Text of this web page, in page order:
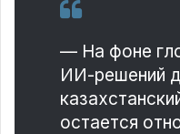
— На фоне
ИИ-решений
остается